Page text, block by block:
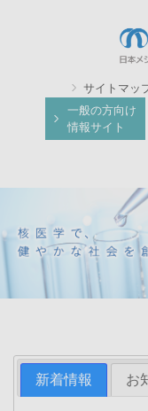
サイトマッ
一般の方向け
情報サイト
新着情報 お